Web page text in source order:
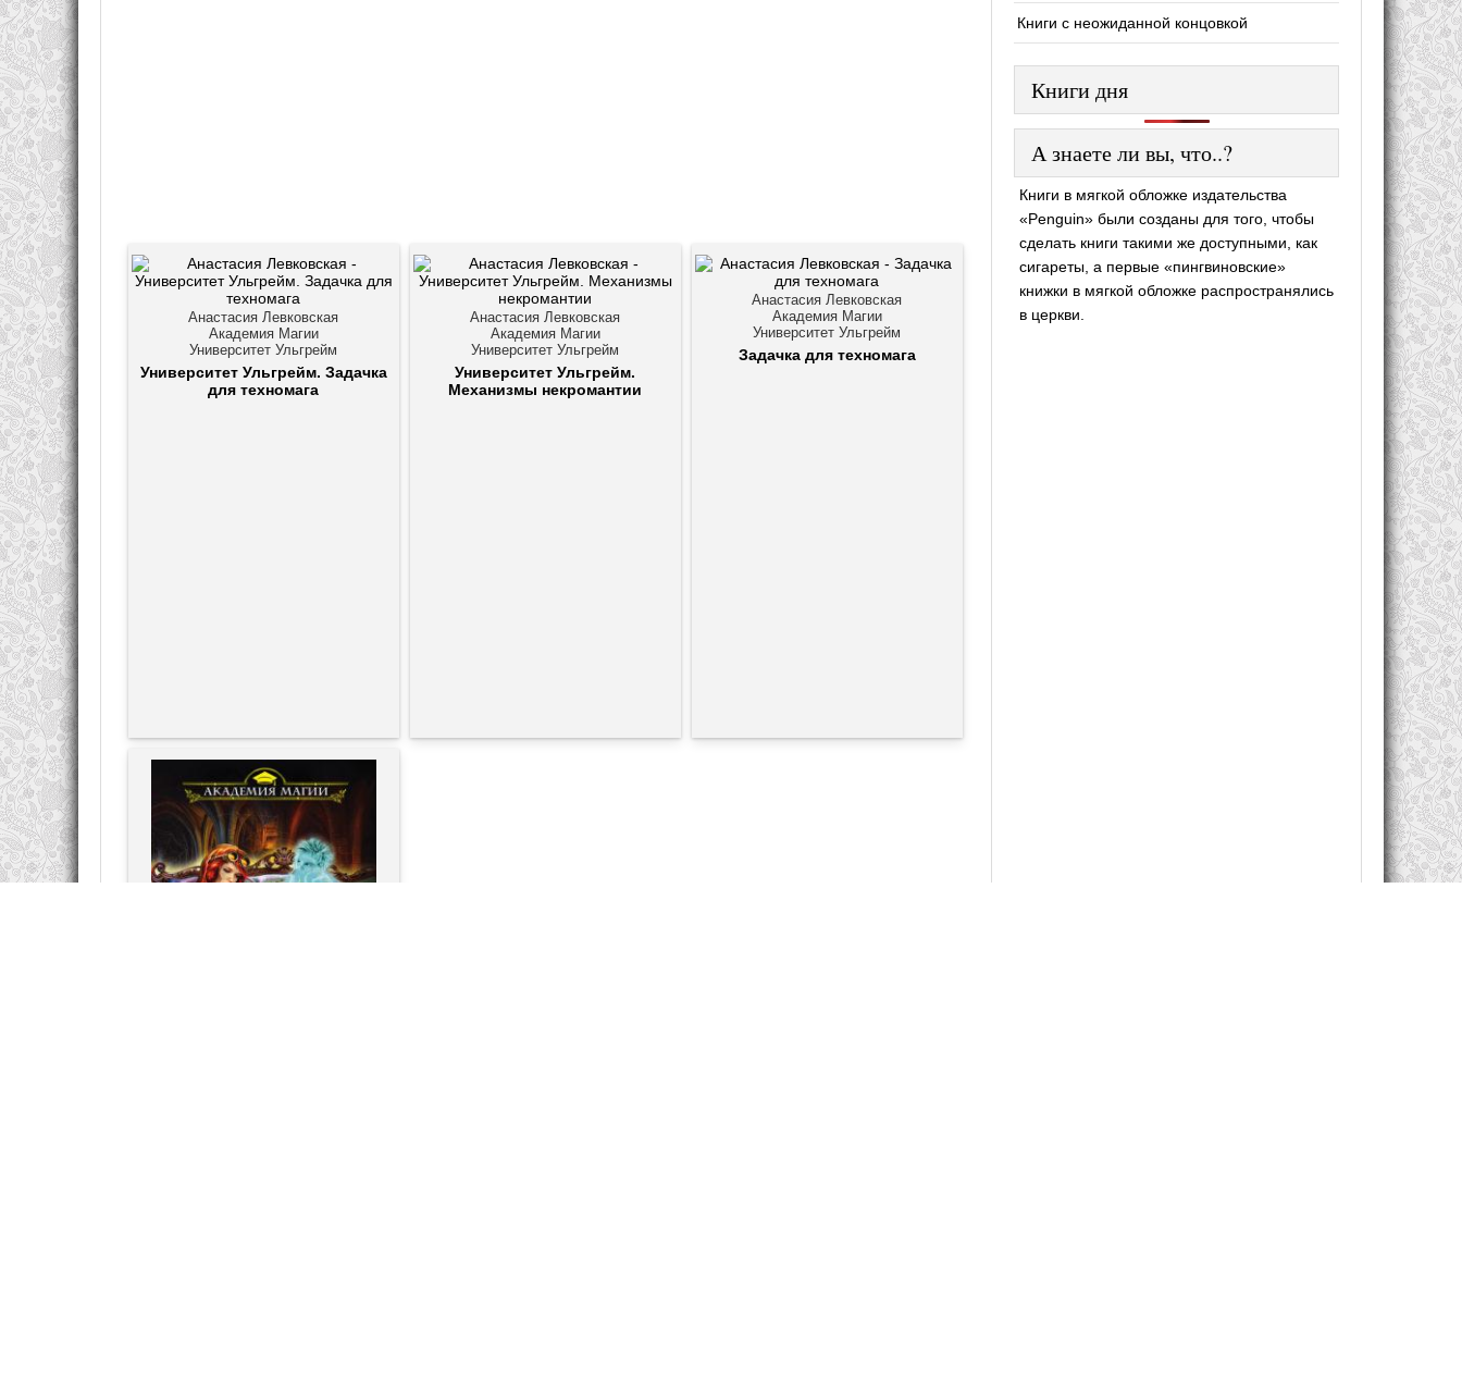
Анастасия Левковская
Академия Магии
Университет Ульгрейм
Университет Ульгрейм. Задачка
для техномага
Анастасия Левковская
Академия Магии
Университет Ульгрейм
Университет Ульгрейм.
Механизмы некромантии
Анастасия Левковская
Академия Магии
Университет Ульгрейм
Задачка для техномага
Книги с неожиданной концовкой
Книги дня
А знаете ли вы, что..?
Книги в мягкой обложке издательства
«Penguin» были созданы для того, чтобы
сделать книги такими же доступными, как
сигареты, а первые «пингвиновские»
книжки в мягкой обложке распространялись
в церкви.